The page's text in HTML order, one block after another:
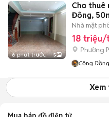
6 phút trước 5
Cho thuê
Đông,
Nhà mặt
18 triệu/
Phường
Cộng
Xem